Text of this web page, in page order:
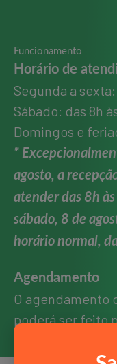
Funcionamento
Horário de
Segunda a
Sábado: das 8h
Domingos e
*
agosto, a
atender das 8h
sábado, 8 de
horário normal,
Agendamento
O agendamento
poderá ser feito